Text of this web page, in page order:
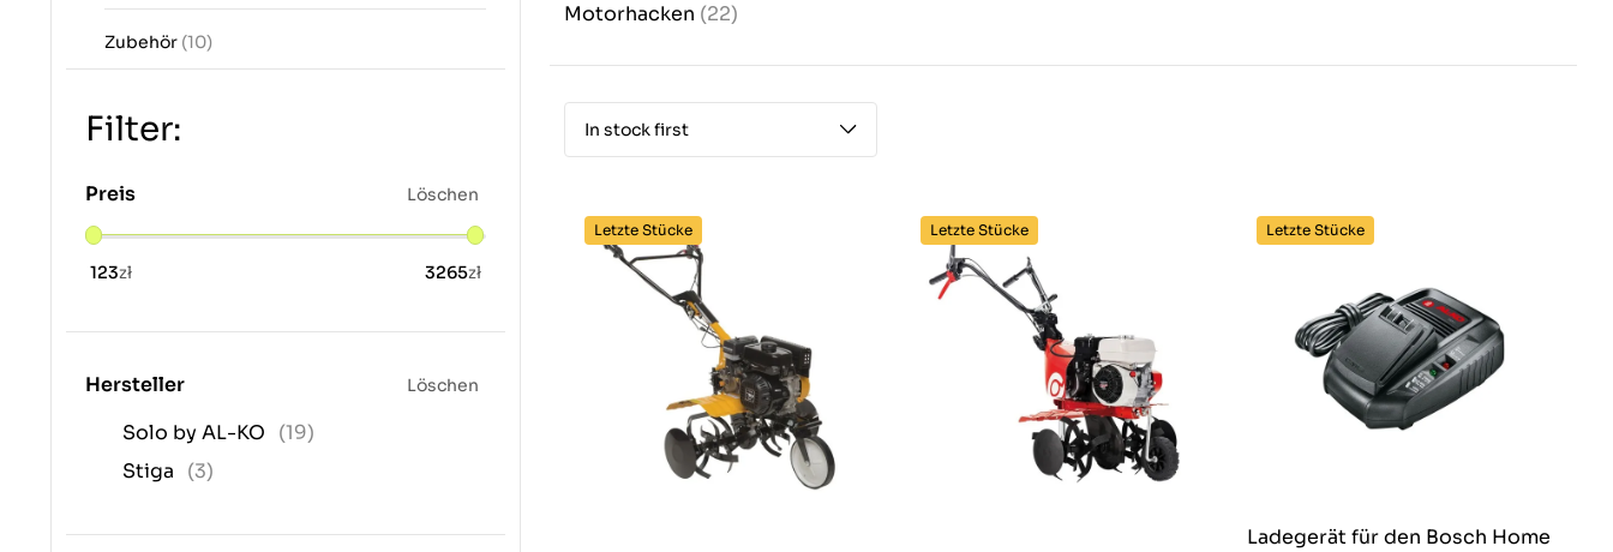
Zubehör (10)
Filter:
Preis Löschen
123zł 3265zł
Hersteller Löschen
Solo by AL-KO
(19)
Stiga
(3)
Motorhacken (22)
In stock first
Letzte Stücke Letzte Stücke Letzte Stücke
Ladegerät für den Bosch Home